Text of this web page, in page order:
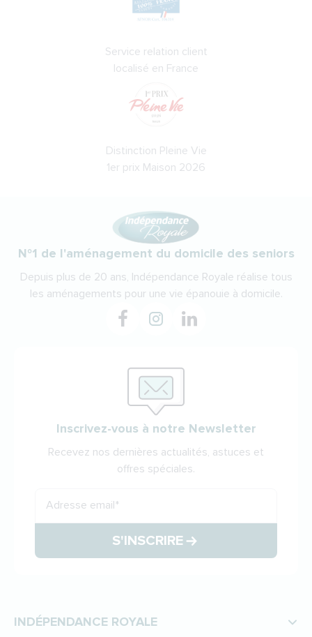
Service relation client
localisé en France
Distinction Pleine Vie
1er prix Maison 2026
N°1 de l'aménagement du domicile des seniors
Depuis plus de 20 ans, Indépendance Royale réalise tous
les aménagements pour une vie épanouie à domicile.
Inscrivez-vous à notre Newsletter
Recevez nos dernières actualités, astuces et
offres spéciales.
Adresse email*
S'INSCRIRE
INDÉPENDANCE ROYALE